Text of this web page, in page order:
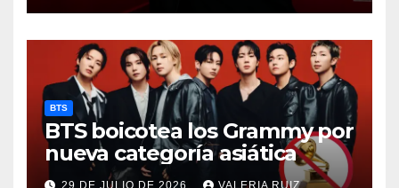
BTS
BTS boicotea los Grammy por
nueva categoría asiática
29 DE JULIO DE 2026 VALERIA RUIZ